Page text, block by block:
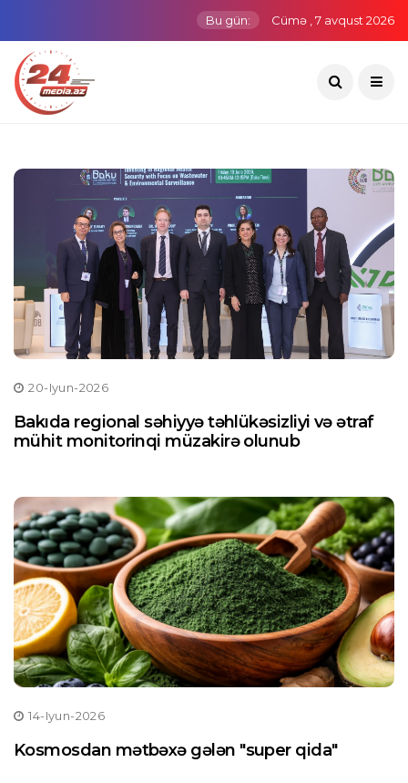
Bu gün: Cümə , 7 avqust 2026
20-Iyun-2026
Bakıda regional səhiyyə təhlükəsizliyi və ətraf
mühit monitorinqi müzakirə olunub
14-Iyun-2026
Kosmosdan mətbəxə gələn "super qida"